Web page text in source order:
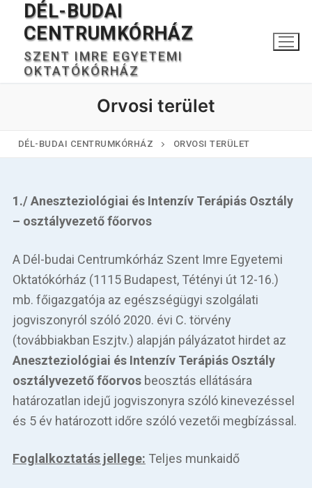
Ugrás
tartalomra
DÉL-BUDAI
CENTRUMKÓRHÁZ
SZENT IMRE EGYETEMI
OKTATÓKÓRHÁZ
Kórházunkról
Betegellátás
Elérhetőségeink
Praktikus információk
Közérdekű adatok
Hírek
Orvosi terület
DÉL-BUDAI CENTRUMKÓRHÁZ ORVOSI TERÜLET
1./ Aneszteziológiai és Intenzív Terápiás Osztály
– osztályvezető főorvos
A Dél-budai Centrumkórház Szent Imre Egyetemi
Oktatókórház (1115 Budapest, Tétényi út 12-16.)
mb. főigazgatója az egészségügyi szolgálati
jogviszonyról szóló 2020. évi C. törvény
(továbbiakban Eszjtv.) alapján pályázatot hirdet az
Aneszteziológiai és Intenzív Terápiás Osztály
osztályvezető főorvos beosztás ellátására
határozatlan idejű jogviszonyra szóló kinevezéssel
és 5 év határozott időre szóló vezetői megbízással.
Foglalkoztatás jellege: Teljes munkaidő